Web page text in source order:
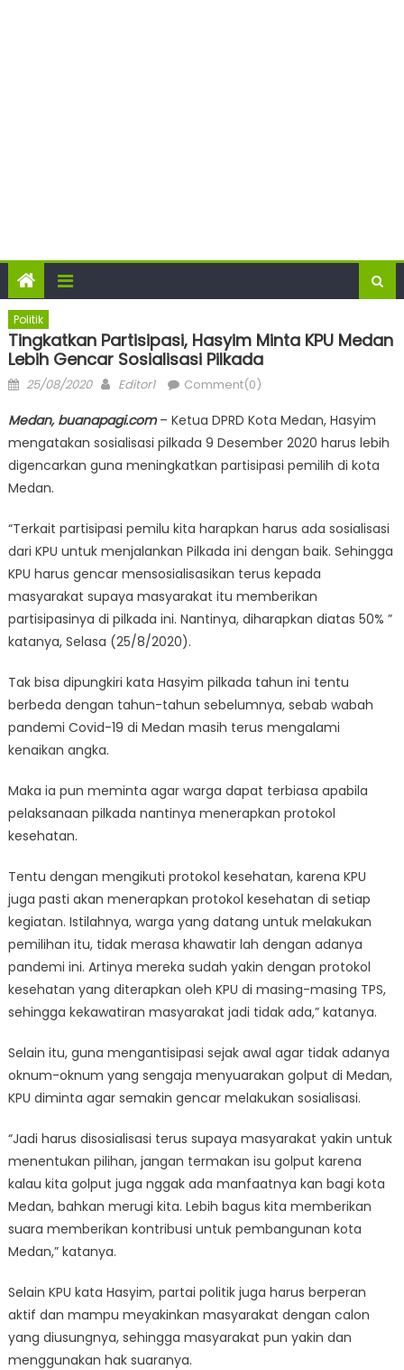
Politik
Tingkatkan Partisipasi, Hasyim Minta KPU Medan
Lebih Gencar Sosialisasi Pilkada
Posted
25/08/2020 Author
Editor1 Comment(0)
Medan, buanapagi.com– Ketua DPRD Kota Medan, Hasyim
mengatakan sosialisasi pilkada 9 Desember 2020 harus lebih
digencarkan guna meningkatkan partisipasi pemilih di kota
Medan.
“Terkait partisipasi pemilu kita harapkan harus ada sosialisasi
dari KPU untuk menjalankan Pilkada ini dengan baik. Sehingga
KPU harus gencar mensosialisasikan terus kepada
masyarakat supaya masyarakat itu memberikan
partisipasinya di pilkada ini. Nantinya, diharapkan diatas 50% ”
katanya, Selasa (25/8/2020).
Tak bisa dipungkiri kata Hasyim pilkada tahun ini tentu
berbeda dengan tahun-tahun sebelumnya, sebab wabah
pandemi Covid-19 di Medan masih terus mengalami
kenaikan angka.
Maka ia pun meminta agar warga dapat terbiasa apabila
pelaksanaan pilkada nantinya menerapkan protokol
kesehatan.
Tentu dengan mengikuti protokol kesehatan, karena KPU
juga pasti akan menerapkan protokol kesehatan di setiap
kegiatan. Istilahnya, warga yang datang untuk melakukan
pemilihan itu, tidak merasa khawatir lah dengan adanya
pandemi ini. Artinya mereka sudah yakin dengan protokol
kesehatan yang diterapkan oleh KPU di masing-masing TPS,
sehingga kekawatiran masyarakat jadi tidak ada,” katanya.
Selain itu, guna mengantisipasi sejak awal agar tidak adanya
oknum-oknum yang sengaja menyuarakan golput di Medan,
KPU diminta agar semakin gencar melakukan sosialisasi.
“Jadi harus disosialisasi terus supaya masyarakat yakin untuk
menentukan pilihan, jangan termakan isu golput karena
kalau kita golput juga nggak ada manfaatnya kan bagi kota
Medan, bahkan merugi kita. Lebih bagus kita memberikan
suara memberikan kontribusi untuk pembangunan kota
Medan,” katanya.
Selain KPU kata Hasyim, partai politik juga harus berperan
aktif dan mampu meyakinkan masyarakat dengan calon
yang diusungnya, sehingga masyarakat pun yakin dan
menggunakan hak suaranya.